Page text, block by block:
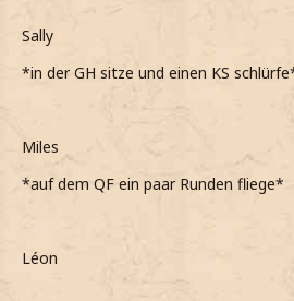
Sally
*in der GH sitze und einen KS
Miles
*auf dem QF ein paar Runden fliege*
Léon